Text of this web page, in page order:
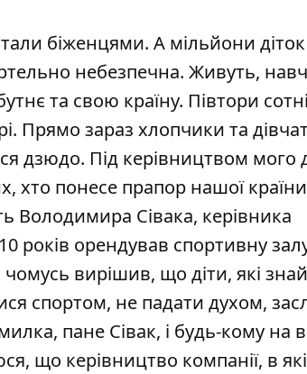
біженцями. А мільйони діток
небезпечна. Живуть,
та свою країну. Півтори
Прямо зараз хлопчики та
дзюдо. Під керівництвом мого
хто понесе прапор нашої
Володимира Сівака, керівника
років орендував спортивну
чомусь вирішив, що діти, які
спортом, не падати духом,
пане Сівак, і будь-кому на
що керівництво компанії, в